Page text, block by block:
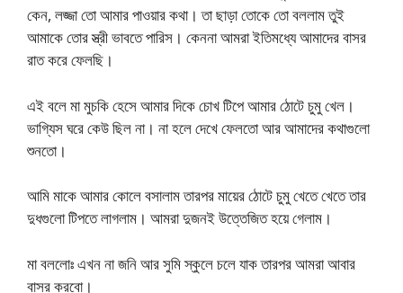
কেন, লজ্জা তো আমার পাওয়ার কথা। তা ছাড়া তোকে তো বললাম তুই
আমাকে তোর স্ত্রী ভাবতে পারিস। কেননা আমরা ইতিমধ্যে আমাদের বাসর
রাত করে ফেলছি।
এই বলে মা মুচকি হেসে আমার দিকে চোখ টিপে আমার ঠোটে চুমু খেল।
ভাগ্যিস ঘরে কেউ ছিল না। না হলে দেখে ফেলতো আর আমাদের কথাগুলো
শুনতো।
আমি মাকে আমার কোলে বসালাম তারপর মায়ের ঠোটে চুমু খেতে খেতে তার
দুধগুলো টিপতে লাগলাম। আমরা দুজনই উত্তেজিত হয়ে গেলাম।
মা বললোঃ এখন না জনি আর সুমি স্কুলে চলে যাক তারপর আমরা আবার
বাসর করবো।